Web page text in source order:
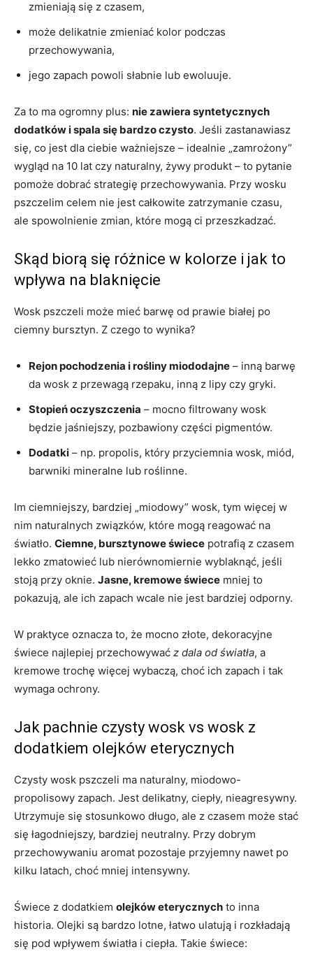
zmieniają się z czasem,
może delikatnie zmieniać kolor podczas
przechowywania,
jego zapach powoli słabnie lub ewoluuje.
Za to ma ogromny plus: nie zawiera syntetycznych
dodatków i spala się bardzo czysto. Jeśli zastanawiasz
się, co jest dla ciebie ważniejsze – idealnie „zamrożony”
wygląd na 10 lat czy naturalny, żywy produkt – to pytanie
pomoże dobrać strategię przechowywania. Przy wosku
pszczelim celem nie jest całkowite zatrzymanie czasu,
ale spowolnienie zmian, które mogą ci przeszkadzać.
Skąd biorą się różnice w kolorze i jak to
wpływa na blaknięcie
Wosk pszczeli może mieć barwę od prawie białej po
ciemny bursztyn. Z czego to wynika?
Rejon pochodzenia i rośliny miododajne – inną barwę
da wosk z przewagą rzepaku, inną z lipy czy gryki.
Stopień oczyszczenia – mocno filtrowany wosk
będzie jaśniejszy, pozbawiony części pigmentów.
Dodatki – np. propolis, który przyciemnia wosk, miód,
barwniki mineralne lub roślinne.
Im ciemniejszy, bardziej „miodowy” wosk, tym więcej w
nim naturalnych związków, które mogą reagować na
światło. Ciemne, bursztynowe świece potrafią z czasem
lekko zmatowieć lub nierównomiernie wyblaknąć, jeśli
stoją przy oknie. Jasne, kremowe świece mniej to
pokazują, ale ich zapach wcale nie jest bardziej odporny.
W praktyce oznacza to, że mocno złote, dekoracyjne
świece najlepiej przechowywać z dala od światła, a
kremowe trochę więcej wybaczą, choć ich zapach i tak
wymaga ochrony.
Jak pachnie czysty wosk vs wosk z
dodatkiem olejków eterycznych
Czysty wosk pszczeli ma naturalny, miodowo-
propolisowy zapach. Jest delikatny, ciepły, nieagresywny.
Utrzymuje się stosunkowo długo, ale z czasem może stać
się łagodniejszy, bardziej neutralny. Przy dobrym
przechowywaniu aromat pozostaje przyjemny nawet po
kilku latach, choć mniej intensywny.
Świece z dodatkiem olejków eterycznych to inna
historia. Olejki są bardzo lotne, łatwo ulatują i rozkładają
się pod wpływem światła i ciepła. Takie świece: